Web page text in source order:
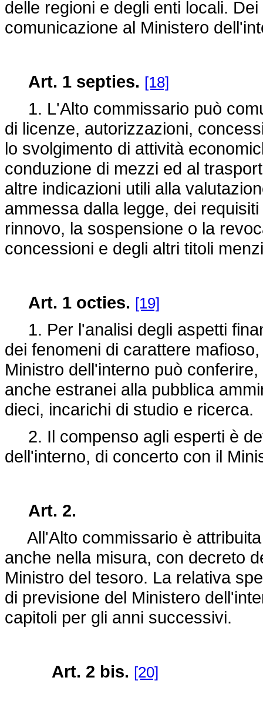
delle regioni e degli enti locali.
comunicazione al Ministero
Art. 1 septies. [18]
1. L'Alto commissario può
di licenze, autorizzazioni,
lo svolgimento di attività
conduzione di mezzi ed al
altre indicazioni utili alla
ammessa dalla legge, dei
rinnovo, la sospensione o la
concessioni e degli altri titoli
Art. 1 octies. [19]
1. Per l'analisi degli aspetti
dei fenomeni di carattere
Ministro dell'interno può
anche estranei alla pubblica
dieci, incarichi di studio e ricerca.
2. Il compenso agli esperti è
dell'interno, di concerto con il
Art. 2.
All'Alto commissario è
anche nella misura, con decreto
Ministro del tesoro. La relativa
di previsione del Ministero
capitoli per gli anni successivi.
Art. 2 bis. [20]